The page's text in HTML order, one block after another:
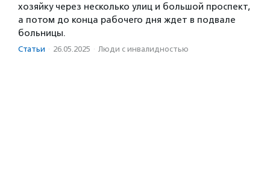
хозяйку через несколько улиц и большой проспект,
а потом до конца рабочего дня ждет в подвале
больницы.
Статьи · 26.05.2025 · Люди с инвалидностью